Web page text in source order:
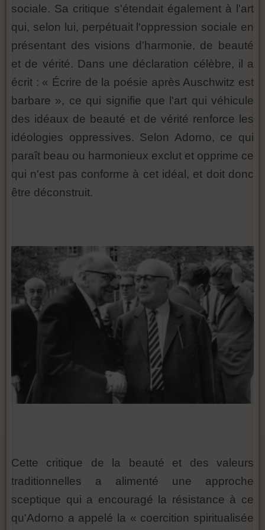
sociale. Sa critique s'étendait également à l'art
qui, selon lui, perpétuait l'oppression sociale en
présentant des visions d'harmonie, de beauté
et de vérité. Dans une déclaration célèbre, il a
écrit : « Écrire de la poésie après Auschwitz est
barbare », ce qui signifie que l'art qui véhicule
des idéaux de beauté et de vérité renforce les
idéologies oppressives. Selon Adorno, ce qui
paraît beau ou harmonieux exclut et opprime ce
qui n'est pas conforme à cet idéal, et doit donc
être déconstruit.
Cette critique de la beauté et des valeurs
traditionnelles a alimenté une approche
sceptique qui a encouragé la résistance à ce
qu'Adorno a appelé la « coercition spiritualisée